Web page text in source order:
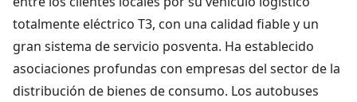
totalmente eléctrico T3, con una calidad fiable y un
gran sistema de servicio posventa. Ha establecido
asociaciones profundas con empresas del sector de la
distribución de bienes de consumo. Los autobuses